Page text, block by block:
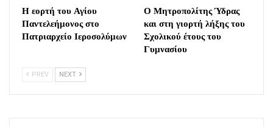
Η εορτή του Αγίου
Παντελεήμονος στο
Πατριαρχείο Ιεροσολύμων
Ο Μητροπολίτης Ύδρας
και στη γιορτή λήξης του
Σχολικού έτους του
Γυμνασίου
PREV NEXT